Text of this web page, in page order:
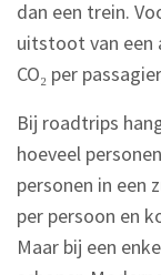
dan een trein.
uitstoot van een
CO₂ per
Bij roadtrips
hoeveel
personen in een
per persoon en
Maar bij een